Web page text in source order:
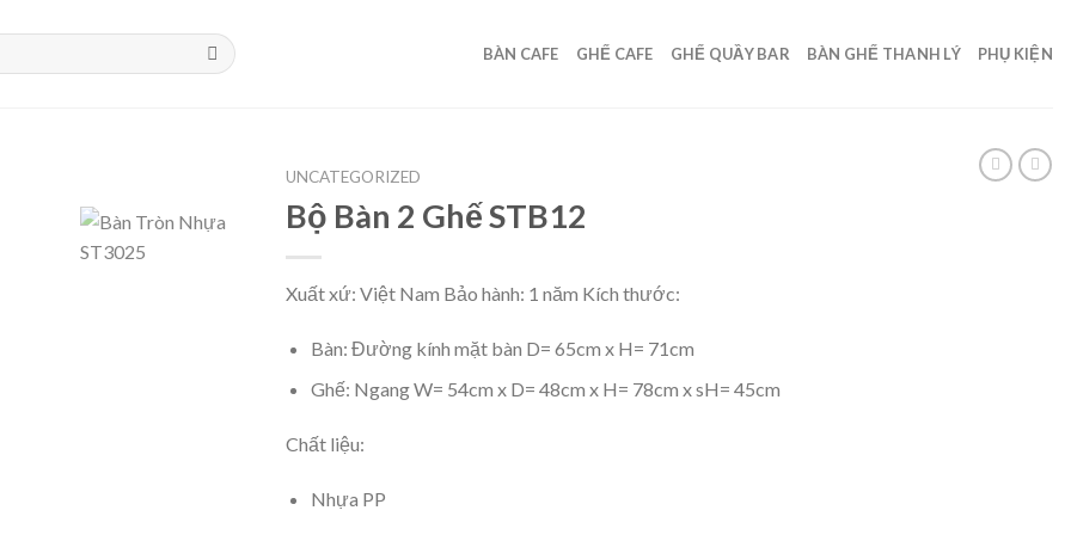
BÀN CAFE GHẾ CAFE GHẾ QUẦY BAR BÀN GHẾ THANH LÝ PHỤ KIỆN
UNCATEGORIZED
Bộ Bàn 2 Ghế STB12
Xuất xứ: Việt Nam Bảo hành: 1 năm Kích thước:
Bàn: Đường kính mặt bàn D= 65cm x H= 71cm
Ghế: Ngang W= 54cm x D= 48cm x H= 78cm x sH= 45cm
Chất liệu:
Nhựa PP